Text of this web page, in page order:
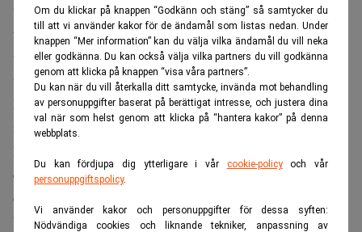
Om du klickar på knappen “Godkänn och stäng” så samtycker du
till att vi använder kakor för de ändamål som listas nedan. Under
knappen “Mer information” kan du välja vilka ändamål du vill neka
eller godkänna. Du kan också välja vilka partners du vill godkänna
genom att klicka på knappen “visa våra partners”.
Du kan när du vill återkalla ditt samtycke, invända mot behandling
av personuppgifter baserat på berättigat intresse, och justera dina
val när som helst genom att klicka på “hantera kakor” på denna
webbplats.
Du kan fördjupa dig ytterligare i vår cookie-policyoch vår
personuppgiftspolicy.
Vi använder kakor och personuppgifter för dessa syften:
Nödvändiga cookies och liknande tekniker, anpassning av
utanför ingången till ett center för hemlösa. En gammal
förvirrad kvinna, klädd i sjukhusnattlinne, knuffas ut ur
taxin. Hon börjar vandra längs trottaren och vet
uppenbarligen inte var hon ska ta vägen.
Det är ytterligare ett sjukhus som dumpat en patient som
inte kunde betala, får vi veta.
Ett annat avsnitt av filmen visar hur Moore åker båt med
ett antal frivilliga hjälparbetare från 9/11 till Guantanamo
och sedan till Kuba för att få sjukvård eftersom ingen vill
betala för deras sjukdomar i USA. Moore begär med hjälp